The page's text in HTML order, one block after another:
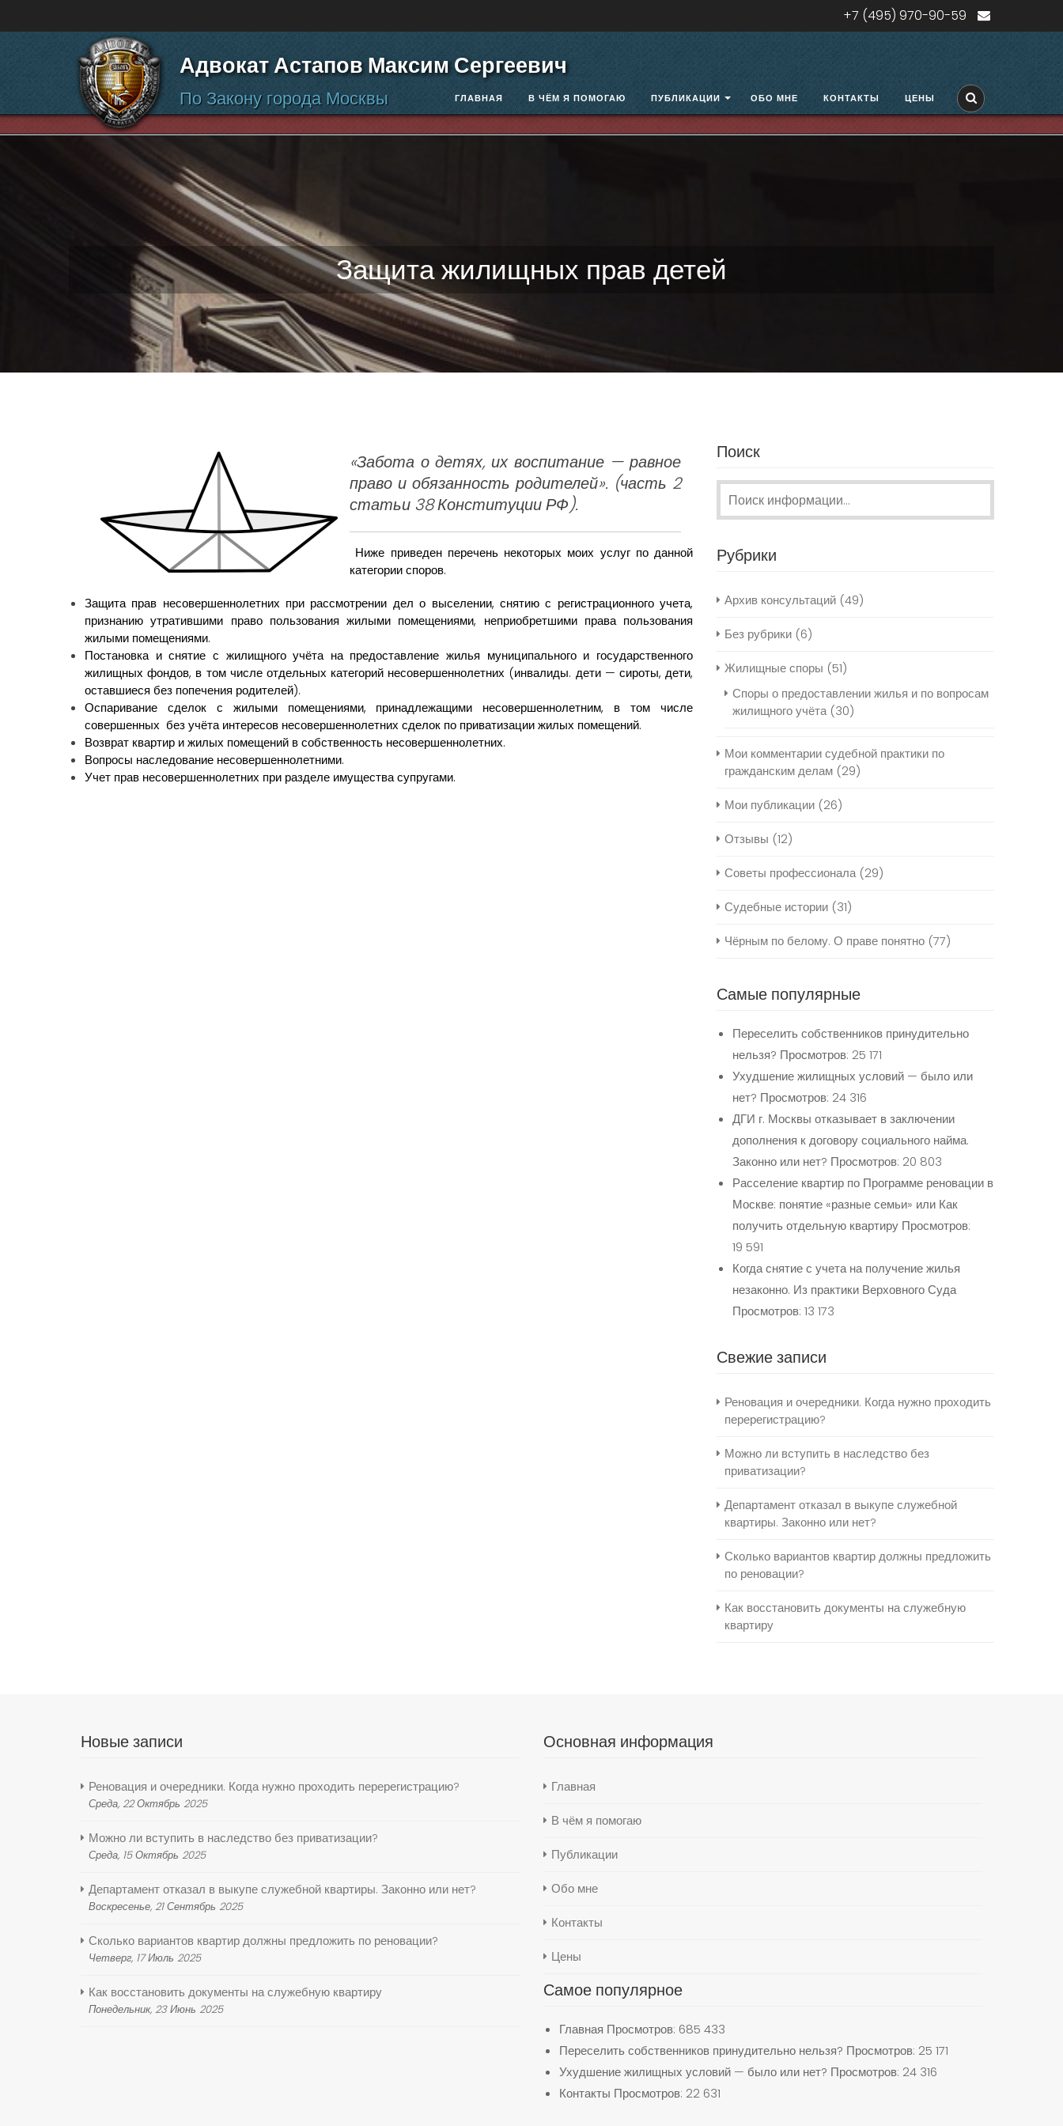
+7 (495) 970-90-59
Адвокат Астапов Максим Сергеевич
По Закону города Москвы ГЛАВНАЯ В ЧЁМ Я ПОМОГАЮ ПУБЛИКАЦИИ ОБО МНЕ КОНТАКТЫ ЦЕНЫ
Защита жилищных прав детей
«Забота о детях, их воспитание — равное
право и обязанность родителей». (часть 2
статьи 38 Конституции РФ).
Ниже приведен перечень некоторых моих услуг по данной
категории споров.
Защита прав несовершеннолетних при рассмотрении дел о выселении, снятию с регистрационного учета,
признанию утратившими право пользования жилыми помещениями, неприобретшими права пользования
жилыми помещениями.
Постановка и снятие с жилищного учёта на предоставление жилья муниципального и государственного
жилищных фондов, в том числе отдельных категорий несовершеннолетних (инвалиды. дети — сироты, дети,
оставшиеся без попечения родителей).
Оспаривание сделок с жилыми помещениями, принадлежащими несовершеннолетним, в том числе
совершенных без учёта интересов несовершеннолетних сделок по приватизации жилых помещений.
Возврат квартир и жилых помещений в собственность несовершеннолетних.
Вопросы наследование несовершеннолетними.
Учет прав несовершеннолетних при разделе имущества супругами.
Поиск
Рубрики
Архив консультаций (49)
Без рубрики (6)
Жилищные споры (51)
Споры о предоставлении жилья и по вопросам
жилищного учёта(30)
Мои комментарии судебной практики по
гражданским делам (29)
Мои публикации (26)
Отзывы (12)
Советы профессионала(29)
Судебные истории (31)
Чёрным по белому. О праве понятно (77)
Самые популярные
Переселить собственников принудительно
нельзя? Просмотров: 25 171
Ухудшение жилищных условий — было или
нет? Просмотров: 24 316
ДГИ г. Москвы отказывает в заключении
дополнения к договору социального найма.
Законно или нет? Просмотров: 20 803
Расселение квартир по Программе реновации в
Москве: понятие «разные семьи» или Как
получить отдельную квартиру Просмотров:
19 591
Когда снятие с учета на получение жилья
незаконно. Из практики Верховного Суда
Просмотров: 13 173
Свежие записи
Реновация и очередники. Когда нужно проходить
перерегистрацию?
Можно ли вступить в наследство без
приватизации?
Департамент отказал в выкупе служебной
квартиры. Законно или нет?
Сколько вариантов квартир должны предложить
по реновации?
Как восстановить документы на служебную
квартиру
Новые записи
Реновация и очередники. Когда нужно проходить перерегистрацию?
Среда, 22 Октябрь 2025
Можно ли вступить в наследство без приватизации?
Среда, 15 Октябрь 2025
Департамент отказал в выкупе служебной квартиры. Законно или нет?
Воскресенье, 21 Сентябрь 2025
Сколько вариантов квартир должны предложить по реновации?
Четверг, 17 Июль 2025
Как восстановить документы на служебную квартиру
Понедельник, 23 Июнь 2025
Основная информация
Главная
В чём я помогаю
Публикации
Обо мне
Контакты
Цены
Самое популярное
Главная Просмотров: 685 433
Переселить собственников принудительно нельзя? Просмотров: 25 171
Ухудшение жилищных условий — было или нет? Просмотров: 24 316
Контакты Просмотров: 22 631